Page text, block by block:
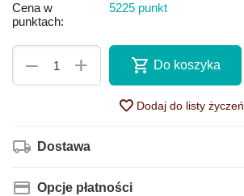
Cena w
punktach:
5225 punkt
+
− Do koszyka
Dodaj do listy życzeń
Dostawa
Opcje płatności